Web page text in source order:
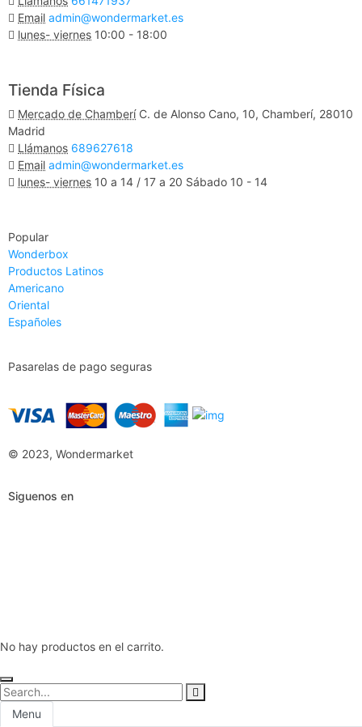
Email admin@wondermarket.es
lunes- viernes 10:00 - 18:00
Tienda Física
Mercado de Chamberí C. de Alonso Cano, 10, Chamberí, 28010
Madrid
Llámanos 689627618
Email admin@wondermarket.es
lunes- viernes 10 a 14 / 17 a 20 Sábado 10 - 14
Popular
Wonderbox
Productos Latinos
Americano
Oriental
Españoles
Pasarelas de pago seguras
© 2023, Wondermarket
Siguenos en
No hay productos en el carrito.
Menu